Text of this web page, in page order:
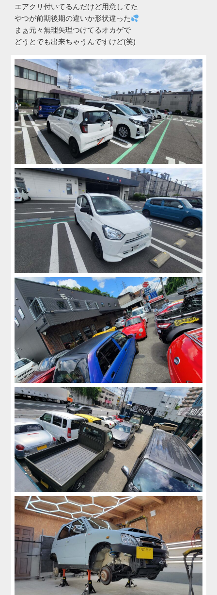
エアクリ付いてるんだけど用意してた
やつが前期後期の違いか形状違った
まぁ元々無理矢理つけてるオカゲで
どうとでも出来ちゃうんですけど(笑)